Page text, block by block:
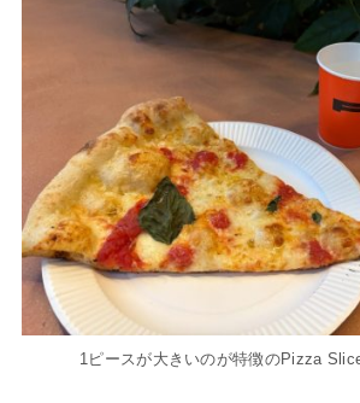
1ピースが大きいのが特徴のPizza